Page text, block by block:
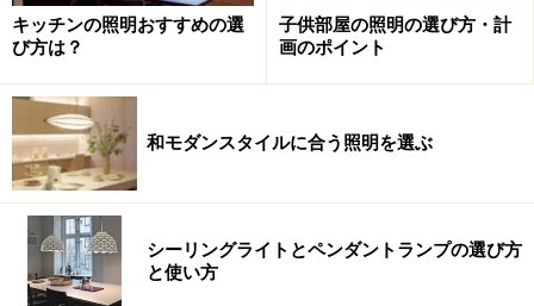
「YA ーYAー ho」というこのシステムの名称はまさに器
具自体の表情を如実に表している言葉の響きがありま
す。
次の頁では、ワイヤーシステムの使用例をご紹介しま
す。
※記事内容は執筆時点のものです。最新の内容をご確認くださ
い。
キッチンの照明おすすめの選
び方は？
子供部屋の照明の選び方・計
画のポイント
和モダンスタイルに合う照明を選ぶ
シーリングライトとペンダントランプの選び方
と使い方